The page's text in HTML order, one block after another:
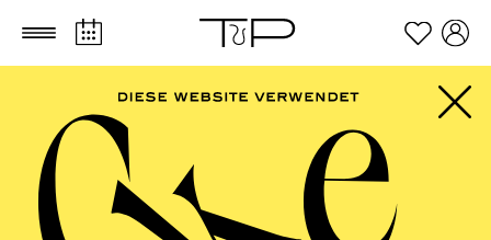
Zum Hauptinhalt springen Zum Footer springen
FOLLOW US ON SOCIAL MEDIA